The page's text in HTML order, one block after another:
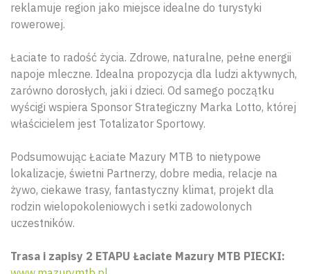
reklamuje region jako miejsce idealne do turystyki
rowerowej.
Łaciate to radość życia. Zdrowe, naturalne, pełne energii
napoje mleczne. Idealna propozycja dla ludzi aktywnych,
zarówno dorosłych, jaki i dzieci. Od samego początku
wyścigi wspiera Sponsor Strategiczny Marka Lotto, której
właścicielem jest Totalizator Sportowy.
Podsumowując Łaciate Mazury MTB to nietypowe
lokalizacje, świetni Partnerzy, dobre media, relacje na
żywo, ciekawe trasy, fantastyczny klimat, projekt dla
rodzin wielopokoleniowych i setki zadowolonych
uczestników.
Trasa i zapisy 2 ETAPU Łaciate Mazury MTB PIECKI: